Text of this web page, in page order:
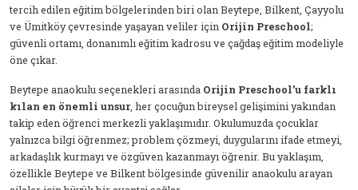
tercih edilen eğitim bölgelerinden biri olan Beytepe, Bilkent, Çayyolu
ve Ümitköy çevresinde yaşayan veliler için Orijin Preschool;
güvenli ortamı, donanımlı eğitim kadrosu ve çağdaş eğitim modeliyle
öne çıkar.
Beytepe anaokulu seçenekleri arasında Orijin Preschool’u farklı
kılan en önemli unsur, her çocuğun bireysel gelişimini yakından
takip eden öğrenci merkezli yaklaşımıdır. Okulumuzda çocuklar
yalnızca bilgi öğrenmez; problem çözmeyi, duygularını ifade etmeyi,
arkadaşlık kurmayı ve özgüven kazanmayı öğrenir. Bu yaklaşım,
özellikle Beytepe ve Bilkent bölgesinde güvenilir anaokulu arayan